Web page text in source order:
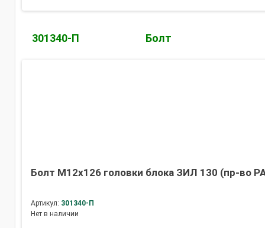
301340-П Болт
Болт М12х126 головки блока ЗИЛ 130 (пр-во
Артикул: 301340-П
Нет в наличии